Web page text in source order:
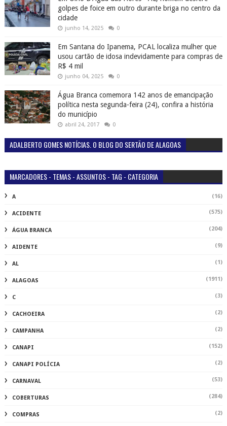
golpes de foice em outro durante briga no centro da
cidade
junho 14, 2025 0
Em Santana do Ipanema, PCAL localiza mulher que
usou cartão de idosa indevidamente para compras de
R$ 4 mil
junho 04, 2025 0
Água Branca comemora 142 anos de emancipação
política nesta segunda-feira (24), confira a história
do município
abril 24, 2017 0
ADALBERTO GOMES NOTÍCIAS. O BLOG DO SERTÃO DE ALAGOAS
MARCADORES - TEMAS - ASSUNTOS - TAG - CATEGORIA
A (16)
ACIDENTE (575)
ÁGUA BRANCA (204)
AIDENTE (9)
AL (1)
ALAGOAS (1911)
C (3)
CACHOEIRA (2)
CAMPANHA (2)
CANAPI (152)
CANAPI POLÍCIA (2)
CARNAVAL (53)
COBERTURAS (284)
COMPRAS (2)